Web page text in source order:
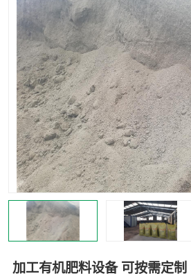
加工有机肥料设备 可按需定制
纳米膜好氧发酵堆肥机 粪
膜式堆肥机 纳
膜式发酵仓 分
分子膜发酵堆肥设备